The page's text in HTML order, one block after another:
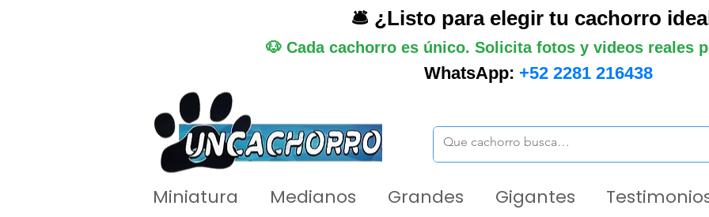
🛎️ ¿Listo para elegir tu cachorro
🐶 Cada cachorro es único. Solicita fotos y videos reales
WhatsApp: +52 2281 216438
Miniatura Medianos Grandes Gigantes